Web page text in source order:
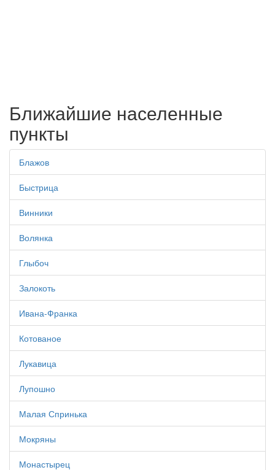
Ближайшие населенные
пункты
Блажов
Быстрица
Винники
Волянка
Глыбоч
Залокоть
Ивана-Франка
Котованое
Лукавица
Лупошно
Малая Спринька
Мокряны
Монастырец